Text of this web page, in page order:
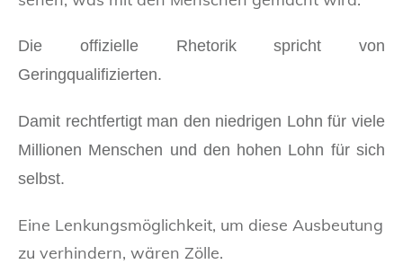
Die offizielle Rhetorik spricht von
Geringqualifizierten.
Damit rechtfertigt man den niedrigen Lohn für viele
Millionen Menschen und den hohen Lohn für sich
selbst.
Eine Lenkungsmöglichkeit, um diese Ausbeutung
zu verhindern, wären Zölle.